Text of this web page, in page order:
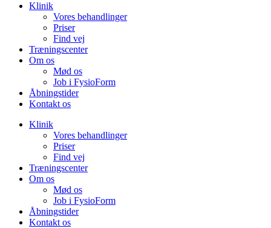
Klinik
Vores behandlinger
Priser
Find vej
Træningscenter
Om os
Mød os
Job i FysioForm
Åbningstider
Kontakt os
Klinik
Vores behandlinger
Priser
Find vej
Træningscenter
Om os
Mød os
Job i FysioForm
Åbningstider
Kontakt os